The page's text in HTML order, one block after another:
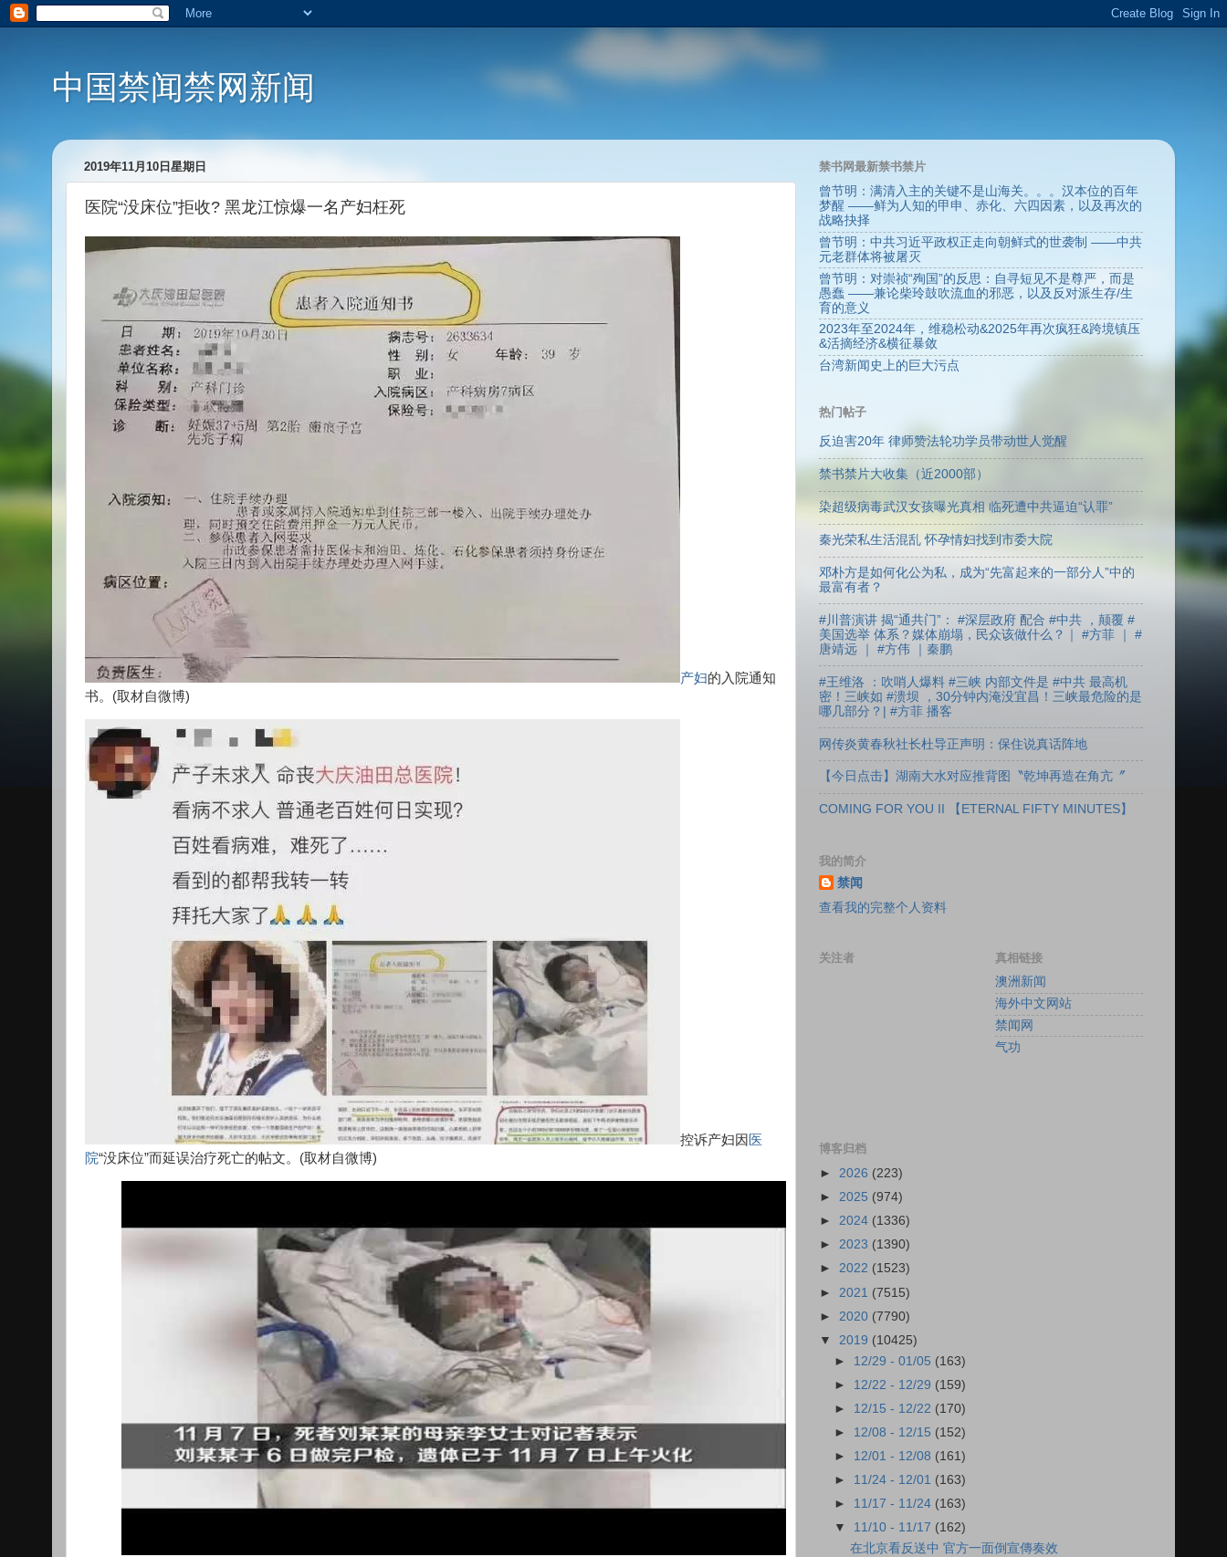
中国禁闻禁网新闻
2019年11月10日星期日
医院“没床位”拒收? 黑龙江惊爆一名产妇枉死
产妇的入院通知
书。(取材自微博)
控诉产妇因 医
院“没床位”而延误治疗死亡的帖文。(取材自微博)
禁书网最新禁书禁片
曾节明：满清入主的关键不是山海关。。。汉本位的百年
梦醒 ——鲜为人知的甲申、赤化、六四因素，以及再次的
战略抉择
曾节明：中共习近平政权正走向朝鲜式的世袭制 ——中共
元老群体将被屠灭
曾节明：对崇祯“殉国”的反思：自寻短见不是尊严，而是
愚蠢 ——兼论柴玲鼓吹流血的邪恶，以及反对派生存/生
育的意义
2023年至2024年，维稳松动&2025年再次疯狂&跨境镇压
&活摘经济&横征暴敛
台湾新闻史上的巨大污点
热门帖子
反迫害20年 律师赞法轮功学员带动世人觉醒
禁书禁片大收集（近2000部）
染超级病毒武汉女孩曝光真相 临死遭中共逼迫“认罪”
秦光荣私生活混乱 怀孕情妇找到市委大院
邓朴方是如何化公为私，成为“先富起来的一部分人”中的
最富有者？
#川普演讲 揭“通共门”： #深层政府 配合 #中共 ，颠覆 #
美国选举 体系？媒体崩塌，民众该做什么？｜ #方菲 ｜ #
唐靖远 ｜ #方伟 ｜秦鹏
#王维洛 ：吹哨人爆料 #三峡 内部文件是 #中共 最高机
密！三峡如 #溃坝 ，30分钟内淹没宜昌！三峡最危险的是
哪几部分？| #方菲 播客
网传炎黄春秋社长杜导正声明：保住说真话阵地
【今日点击】湖南大水对应推背图〝乾坤再造在角亢〞
COMING FOR YOU II 【ETERNAL FIFTY MINUTES】
我的简介
禁闻
查看我的完整个人资料
关注者
真相链接
澳洲新闻
海外中文网站
禁闻网
气功
博客归档
► 2026 (223)
► 2025 (974)
► 2024 (1336)
► 2023 (1390)
► 2022 (1523)
► 2021 (7515)
► 2020 (7790)
▼ 2019 (10425)
► 12/29 - 01/05 (163)
► 12/22 - 12/29 (159)
► 12/15 - 12/22 (170)
► 12/08 - 12/15 (152)
► 12/01 - 12/08 (161)
► 11/24 - 12/01 (163)
► 11/17 - 11/24 (163)
▼ 11/10 - 11/17 (162)
在北京看反送中 官方一面倒宣傳奏效